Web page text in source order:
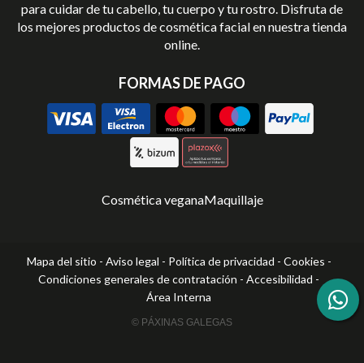
para cuidar de tu cabello, tu cuerpo y tu rostro. Disfruta de
los mejores productos de cosmética facial en nuestra tienda
online.
FORMAS DE PAGO
Cosmética veganaMaquillaje
Mapa del sitio - Aviso legal - Política de privacidad - Cookies -
Condiciones generales de contratación - Accesibilidad -
Área Interna
© PÁXINAS GALEGAS